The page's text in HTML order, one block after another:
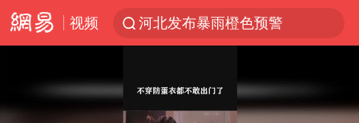
视频
河北发布暴雨橙色预警
贾冰私人饭局被偷拍
奥沙利文晋级斯诺克中国公开赛16强